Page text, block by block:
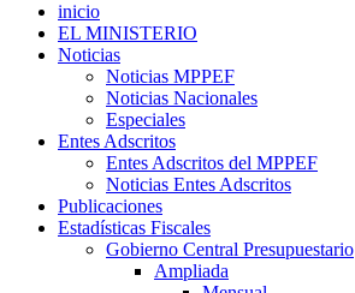
inicio
EL MINISTERIO
Noticias
Noticias MPPEF
Noticias Nacionales
Especiales
Entes Adscritos
Entes Adscritos del MPPEF
Noticias Entes Adscritos
Publicaciones
Estadísticas Fiscales
Gobierno Central Presupuestario
Ampliada